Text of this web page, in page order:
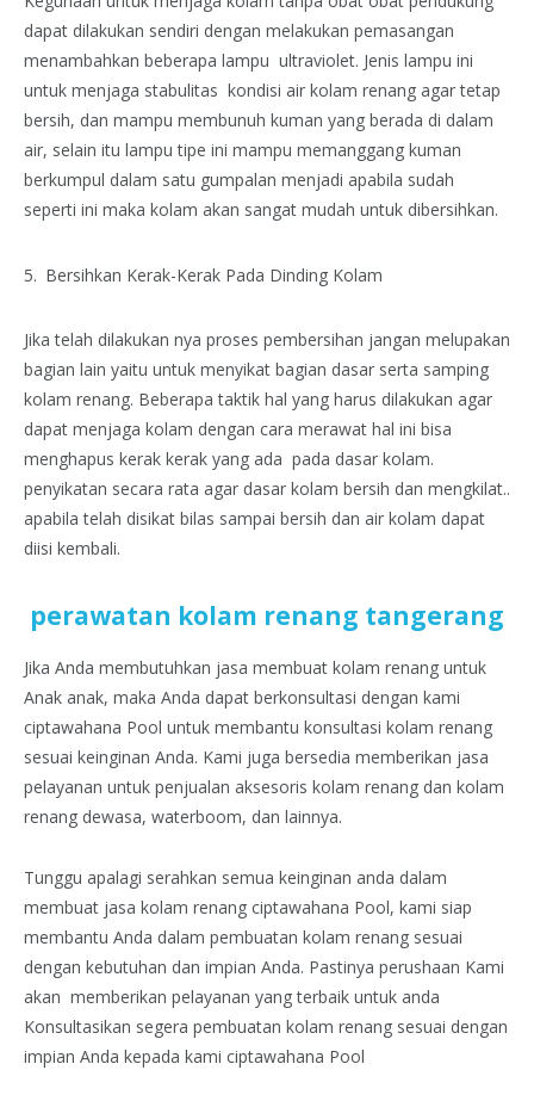
dapat dilakukan sendiri dengan melakukan pemasangan
menambahkan beberapa lampu ultraviolet. Jenis lampu ini
untuk menjaga stabulitas kondisi air kolam renang agar tetap
bersih, dan mampu membunuh kuman yang berada di dalam
air, selain itu lampu tipe ini mampu memanggang kuman
berkumpul dalam satu gumpalan menjadi apabila sudah
seperti ini maka kolam akan sangat mudah untuk dibersihkan.
Bersihkan Kerak-Kerak Pada Dinding Kolam
Jika telah dilakukan nya proses pembersihan jangan melupakan
bagian lain yaitu untuk menyikat bagian dasar serta samping
kolam renang. Beberapa taktik hal yang harus dilakukan agar
dapat menjaga kolam dengan cara merawat hal ini bisa
menghapus kerak kerak yang ada pada dasar kolam.
penyikatan secara rata agar dasar kolam bersih dan mengkilat..
apabila telah disikat bilas sampai bersih dan air kolam dapat
diisi kembali.
perawatan kolam renang tangerang
Jika Anda membutuhkan jasa membuat kolam renang untuk
Anak anak, maka Anda dapat berkonsultasi dengan kami
ciptawahana Pool untuk membantu konsultasi kolam renang
sesuai keinginan Anda. Kami juga bersedia memberikan jasa
pelayanan untuk penjualan aksesoris kolam renang dan kolam
renang dewasa, waterboom, dan lainnya.
Tunggu apalagi serahkan semua keinginan anda dalam
membuat jasa kolam renang ciptawahana Pool, kami siap
membantu Anda dalam pembuatan kolam renang sesuai
dengan kebutuhan dan impian Anda. Pastinya perushaan Kami
akan memberikan pelayanan yang terbaik untuk anda
Konsultasikan segera pembuatan kolam renang sesuai dengan
impian Anda kepada kami ciptawahana Pool